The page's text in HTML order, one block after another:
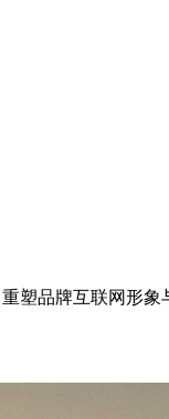
塑品牌互联网形象